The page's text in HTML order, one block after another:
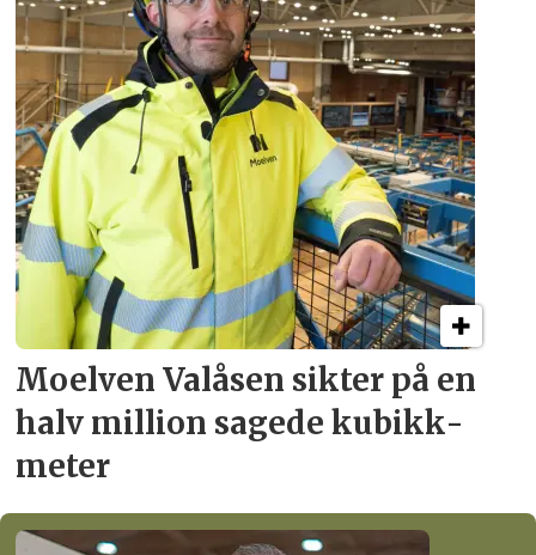
Moelven Valåsen sikter på en
halv million sagede kubikk­
meter